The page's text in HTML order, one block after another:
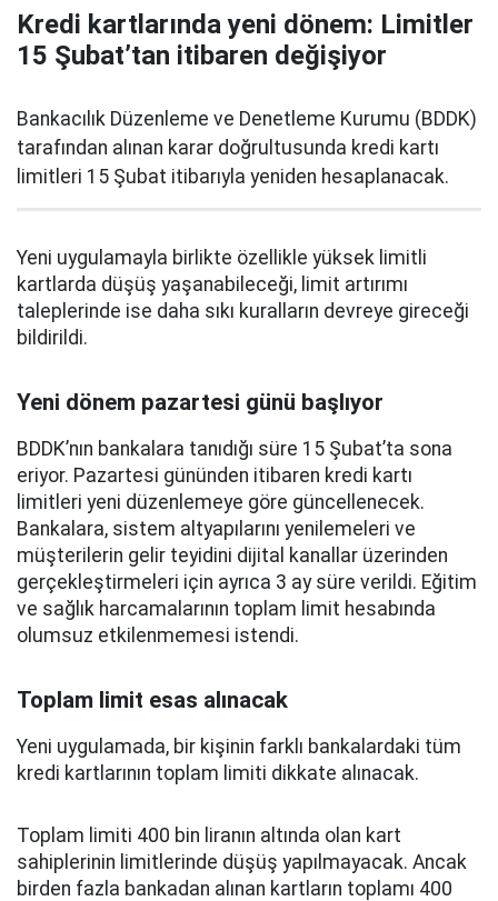
Kredi kartlarında yeni dönem: Limitler
15 Şubat’tan itibaren değişiyor
Bankacılık Düzenleme ve Denetleme Kurumu (BDDK)
tarafından alınan karar doğrultusunda kredi kartı
limitleri 15 Şubat itibarıyla yeniden hesaplanacak.
Yeni uygulamayla birlikte özellikle yüksek limitli
kartlarda düşüş yaşanabileceği, limit artırımı
taleplerinde ise daha sıkı kuralların devreye gireceği
bildirildi.
Yeni dönem pazartesi günü başlıyor
BDDK’nın bankalara tanıdığı süre 15 Şubat’ta sona
eriyor. Pazartesi gününden itibaren kredi kartı
limitleri yeni düzenlemeye göre güncellenecek.
Bankalara, sistem altyapılarını yenilemeleri ve
müşterilerin gelir teyidini dijital kanallar üzerinden
gerçekleştirmeleri için ayrıca 3 ay süre verildi. Eğitim
ve sağlık harcamalarının toplam limit hesabında
olumsuz etkilenmemesi istendi.
Toplam limit esas alınacak
Yeni uygulamada, bir kişinin farklı bankalardaki tüm
kredi kartlarının toplam limiti dikkate alınacak.
Toplam limiti 400 bin liranın altında olan kart
sahiplerinin limitlerinde düşüş yapılmayacak. Ancak
birden fazla bankadan alınan kartların toplamı 400